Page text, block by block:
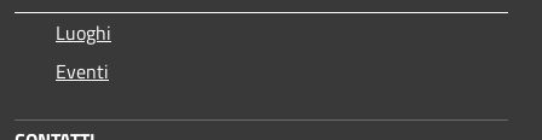
Luoghi
Eventi